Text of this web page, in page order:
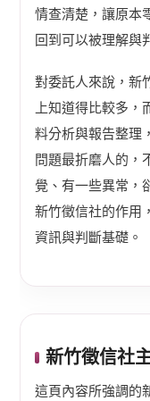
情查清楚，讓原本
回到可以被理解與
對委託人來說，新
上知道得比較多
料分析與報告整理
問題最折磨人的，
覺、有一些異常，
新竹徵信社的作用
資訊與判斷基礎。
新竹徵信社
這頁內容所強調的